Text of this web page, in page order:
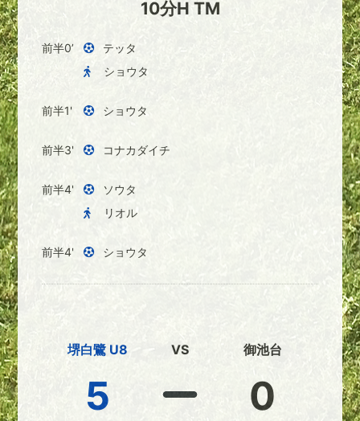
10分H TM
前半0’
テッタ
ショウタ
前半1' ショウタ
前半3' コナカダイチ
前半4'
ソウタ
リオル
前半4' ショウタ
堺白鷺 U8
5
VS 御池台
0